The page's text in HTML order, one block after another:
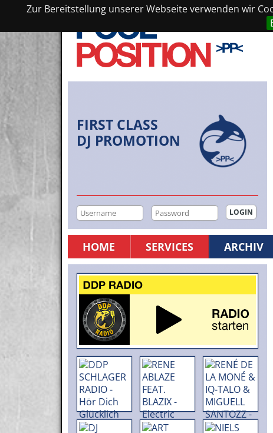
Zur Bereitstellung unserer Webseite verwenden wir
FIRST CLASS
DJ PROMOTION
HOME SERVICES ARCHIV